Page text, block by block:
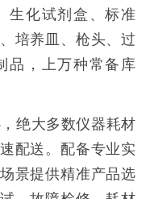
生化试剂盒、标准
培养皿、枪头、过
品，上万种常备库
绝大多数仪器耗材
配送。配备专业实
景提供精准产品选